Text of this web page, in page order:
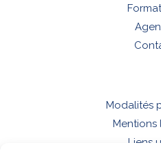
Modalités
Mentions
Liens